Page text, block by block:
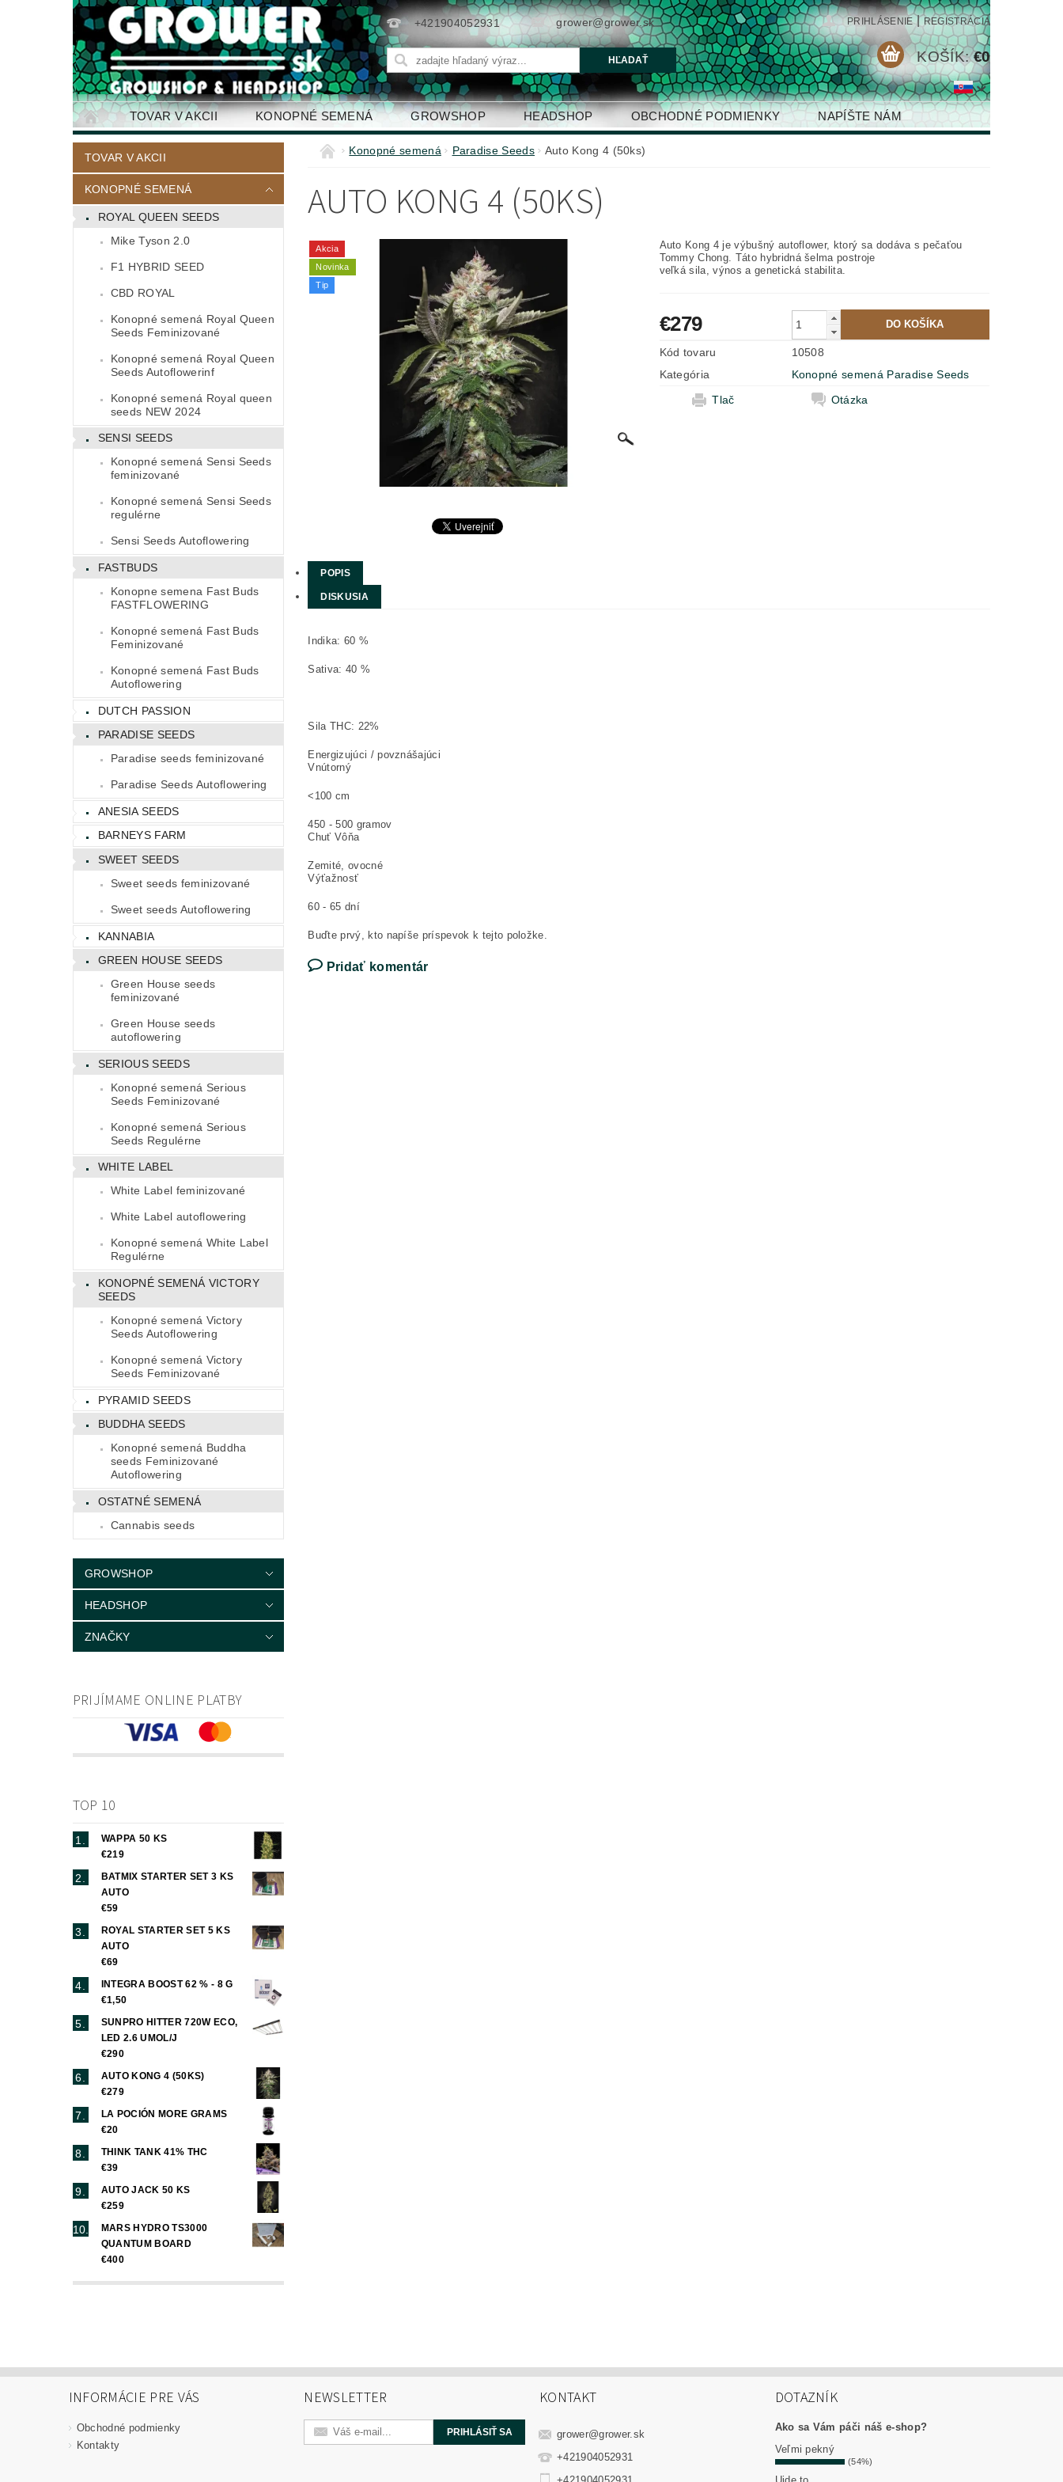
+421904052931 grower@grower.sk PRIHLÁSENIE | REGISTRÁCIA
KOŠÍK: €0
TOVAR V AKCII KONOPNÉ SEMENÁ GROWSHOP HEADSHOP OBCHODNÉ PODMIENKY NAPÍŠTE NÁM
KONTAKTY
TOVAR V AKCII
KONOPNÉ SEMENÁ
ROYAL QUEEN SEEDS
Mike Tyson 2.0
F1 HYBRID SEED
CBD ROYAL
Konopné semená Royal Queen
Seeds Feminizované
Konopné semená Royal Queen
Seeds Autoflowerinf
Konopné semená Royal queen
seeds NEW 2024
SENSI SEEDS
Konopné semená Sensi Seeds
feminizované
Konopné semená Sensi Seeds
regulérne
Sensi Seeds Autoflowering
FASTBUDS
Konopne semena Fast Buds
FASTFLOWERING
Konopné semená Fast Buds
Feminizované
Konopné semená Fast Buds
Autoflowering
DUTCH PASSION
PARADISE SEEDS
Paradise seeds feminizované
Paradise Seeds Autoflowering
ANESIA SEEDS
BARNEYS FARM
SWEET SEEDS
Sweet seeds feminizované
Sweet seeds Autoflowering
KANNABIA
GREEN HOUSE SEEDS
Green House seeds
feminizované
Green House seeds
autoflowering
SERIOUS SEEDS
Konopné semená Serious
Seeds Feminizované
Konopné semená Serious
Seeds Regulérne
WHITE LABEL
White Label feminizované
White Label autoflowering
Konopné semená White Label
Regulérne
KONOPNÉ SEMENÁ VICTORY
SEEDS
Konopné semená Victory
Seeds Autoflowering
Konopné semená Victory
Seeds Feminizované
PYRAMID SEEDS
BUDDHA SEEDS
Konopné semená Buddha
seeds Feminizované
Autoflowering
OSTATNÉ SEMENÁ
Cannabis seeds
GROWSHOP
HEADSHOP
ZNAČKY
PRIJÍMAME ONLINE PLATBY
TOP 10
WAPPA 50 KS
€219
BATMIX STARTER SET 3 KS
AUTO
€59
ROYAL STARTER SET 5 KS
AUTO
€69
INTEGRA BOOST 62 % - 8 G
€1,50
SUNPRO HITTER 720W ECO,
LED 2.6 UMOL/J
€290
AUTO KONG 4 (50KS)
€279
LA POCIÓN MORE GRAMS
€20
THINK TANK 41% THC
€39
AUTO JACK 50 KS
€259
MARS HYDRO TS3000
QUANTUM BOARD
€400
Konopné semená Paradise Seeds Auto Kong 4 (50ks)
AUTO KONG 4 (50KS)
Akcia
Novinka
Tip
Auto Kong 4 je výbušný autoflower, ktorý sa dodáva s pečaťou
Tommy Chong. Táto hybridná šelma postroje
veľká sila, výnos a genetická stabilita.
€279
Kód tovaru
10508
Kategória
Konopné semená Paradise Seeds
Tlač
Otázka
POPIS
DISKUSIA
Indika: 60 %
Sativa: 40 %
Sila THC: 22%
Energizujúci / povznášajúci
Vnútorný
<100 cm
450 - 500 gramov
Chuť Vôňa
Zemité, ovocné
Výťažnosť
60 - 65 dní
Buďte prvý, kto napíše príspevok k tejto položke.
Pridať komentár
INFORMÁCIE PRE VÁS
Obchodné podmienky
Kontakty
NEWSLETTER KONTAKT
grower@grower.sk
+421904052931
DOTAZNÍK
Ako sa Vám páči náš e-shop?
Veľmi pekný
(54%)
Ujde to